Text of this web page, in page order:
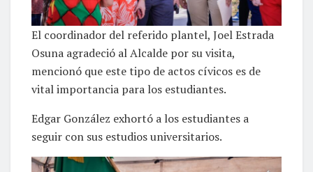
El coordinador del referido plantel, Joel Estrada
Osuna agradeció al Alcalde por su visita,
mencionó que este tipo de actos cívicos es de
vital importancia para los estudiantes.
Edgar González exhortó a los estudiantes a
seguir con sus estudios universitarios.